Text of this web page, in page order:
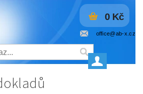
office@ab-x.cz
0 Kč